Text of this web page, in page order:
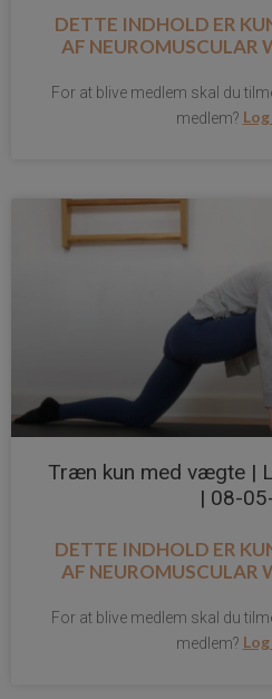
DETTE INDHOLD ER
AF NEUROMUSCULAR
For at blive medlem skal du
medlem?
Træn kun med vægte |
| 08-
DETTE INDHOLD ER
AF NEUROMUSCULAR
For at blive medlem skal du
medlem?